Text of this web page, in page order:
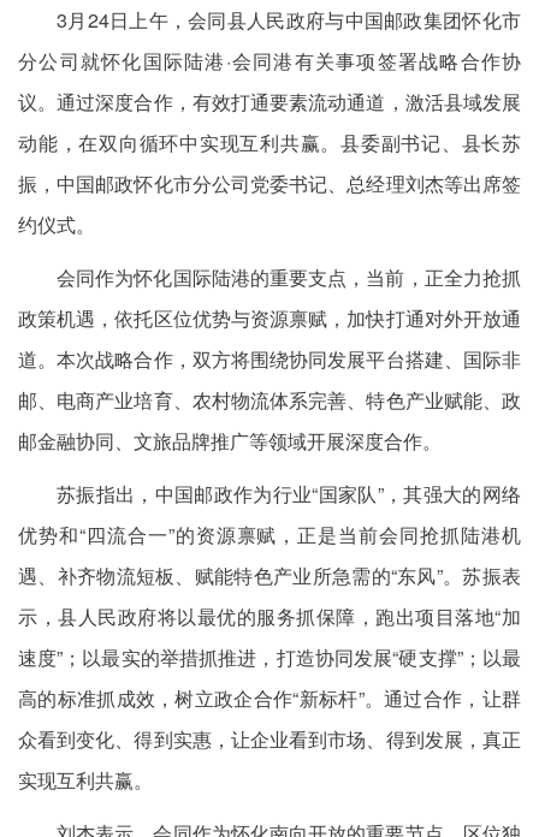
3月24日上午，会同县人民政府与中国邮政集团怀化市
分公司就怀化国际陆港·会同港有关事项签署战略合作协
议。通过深度合作，有效打通要素流动通道，激活县域发展
动能，在双向循环中实现互利共赢。县委副书记、县长苏
振，中国邮政怀化市分公司党委书记、总经理刘杰等出席签
约仪式。
会同作为怀化国际陆港的重要支点，当前，正全力抢抓
政策机遇，依托区位优势与资源禀赋，加快打通对外开放通
道。本次战略合作，双方将围绕协同发展平台搭建、国际非
邮、电商产业培育、农村物流体系完善、特色产业赋能、政
邮金融协同、文旅品牌推广等领域开展深度合作。
苏振指出，中国邮政作为行业“国家队”，其强大的网络
优势和“四流合一”的资源禀赋，正是当前会同抢抓陆港机
遇、补齐物流短板、赋能特色产业所急需的“东风”。苏振表
示，县人民政府将以最优的服务抓保障，跑出项目落地“加
速度”；以最实的举措抓推进，打造协同发展“硬支撑”；以最
高的标准抓成效，树立政企合作“新标杆”。通过合作，让群
众看到变化、得到实惠，让企业看到市场、得到发展，真正
实现互利共赢。